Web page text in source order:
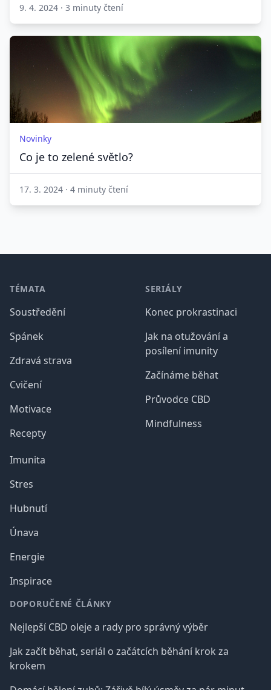
9. 4. 2024 · 3 minuty čtení
Novinky
Co je to zelené světlo?
17. 3. 2024 · 4 minuty čtení
TÉMATA
Soustředění
Spánek
Zdravá strava
Cvičení
Motivace
Recepty
Imunita
Stres
Hubnutí
Únava
Energie
Inspirace
SERIÁLY
Konec prokrastinaci
Jak na otužování a
posílení imunity
Začínáme běhat
Průvodce CBD
Mindfulness
DOPORUČENÉ ČLÁNKY
Nejlepší CBD oleje a rady pro správný výběr
Jak začít běhat, seriál o začátcích běhání krok za
krokem